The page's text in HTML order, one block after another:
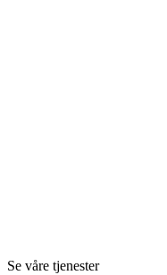
Se våre tjenester